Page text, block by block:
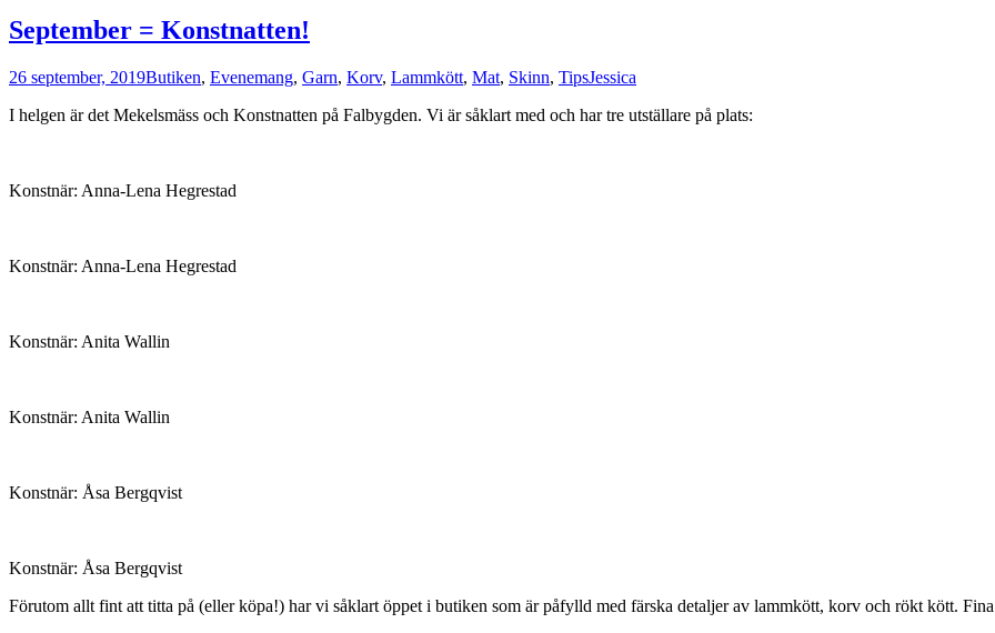
September = Konstnatten!
26 september, 2019Butiken, Evenemang, Garn, Korv, Lammkött, Mat, Skinn, TipsJessica
I helgen är det Mekelsmäss och Konstnatten på Falbygden. Vi är såklart med och har tre utställare på plats:
Konstnär: Anna-Lena Hegrestad
Konstnär: Anna-Lena Hegrestad
Konstnär: Anita Wallin
Konstnär: Anita Wallin
Konstnär: Åsa Bergqvist
Konstnär: Åsa Bergqvist
Förutom allt fint att titta på (eller köpa!) har vi såklart öppet i butiken som är påfylld med färska detaljer av lammkött, korv och rökt kött.